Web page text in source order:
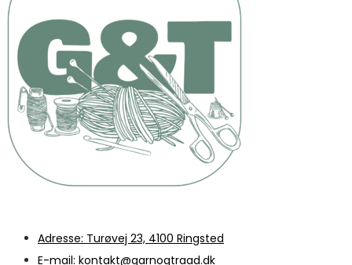
Adresse: Turøvej 23, 4100 Ringsted
E-mail: kontakt@garnogtraad.dk